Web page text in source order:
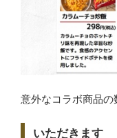
意外なコラボ商品の
いただきます